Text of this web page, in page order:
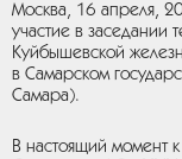
Москва, 16 апреля,
участие в заседании
Куйбышевской
в Самарском
Самара).
В настоящий момент